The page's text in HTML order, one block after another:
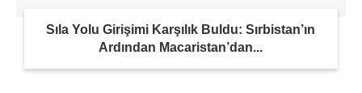
Sıla Yolu Girişimi Karşılık Buldu: Sırbistan’ın
Ardından Macaristan’dan...